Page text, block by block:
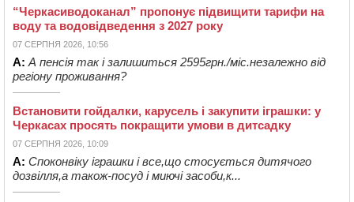
“Черкасиводоканал” пропонує підвищити тарифи на
воду та водовідведення з 2027 року
07 СЕРПНЯ 2026, 10:56
А: А пенсія так і залишиться 2595грн./міс.незалежно від
регіону проживання?
Встановити гойдалки, карусель і закупити іграшки: у
Черкасах просять покращити умови в дитсадку
07 СЕРПНЯ 2026, 10:09
А: Споконвіку іграшки і все,що стосується дитячого
дозвілля,а також-посуд і миючі засоби,к...